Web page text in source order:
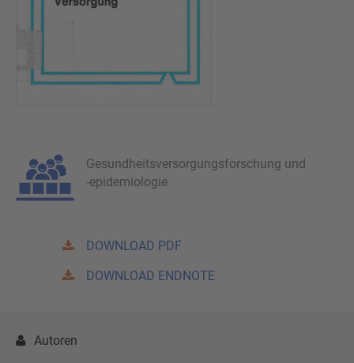
Gesundheitsversorgungsforschung und
-epidemiologie
DOWNLOAD PDF
DOWNLOAD ENDNOTE
Autoren